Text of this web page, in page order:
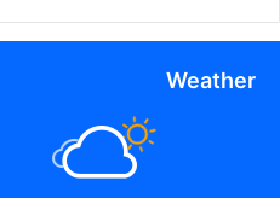
Weather